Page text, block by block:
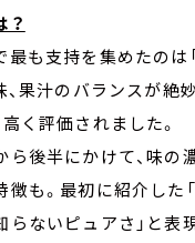
？
も支持を集めたのは
、果汁のバランスが絶
く評価されました。
ら後半にかけて、味の
も。最初に紹介した「
ないピュアさ」と表